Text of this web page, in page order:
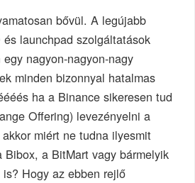
bővül. A legújabb
launchpad szolgáltatások
nagyon-nagyon-nagy
minden bizonnyal hatalmas
ha a Binance sikeresen tud
Offering) levezényelni a
miért ne tudna ilyesmit
a BitMart vagy bármelyik
Hogy az ebben rejlő